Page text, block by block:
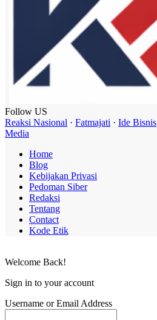
Follow US
Reaksi Nasional · Fatmajati · Ide Bisnis
Media
Home
Blog
Kebijakan Privasi
Pedoman Siber
Redaksi
Tentang
Contact
Kode Etik
Welcome Back!
Sign in to your account
Username or Email Address